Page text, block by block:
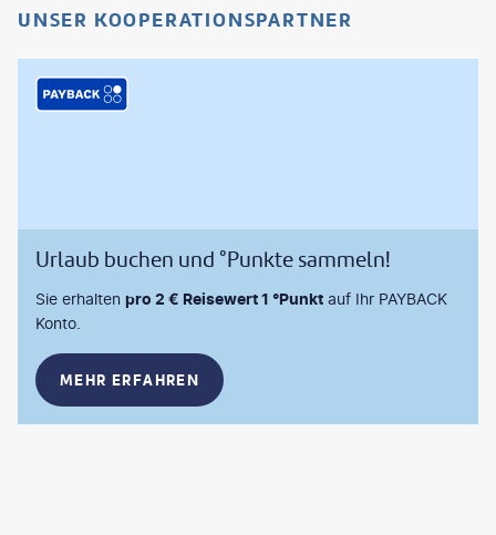
UNSER KOOPERATIONSPARTNER
Urlaub buchen und °Punkte sammeln!
Sie erhalten pro 2 € Reisewert 1 °Punkt auf Ihr PAYBACK
Konto.
MEHR ERFAHREN